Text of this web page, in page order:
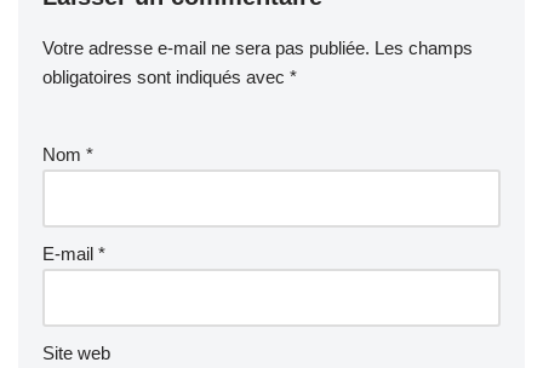
Votre adresse e-mail ne sera pas publiée. Les champs
obligatoires sont indiqués avec *
Nom *
E-mail *
Site web